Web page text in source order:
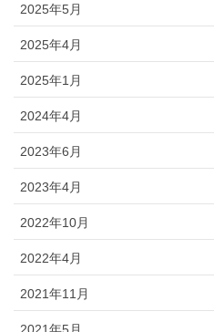
2025年5月
2025年4月
2025年1月
2024年4月
2023年6月
2023年4月
2022年10月
2022年4月
2021年11月